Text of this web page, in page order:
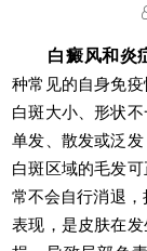
白癜风和炎症
种常见的自身免
白斑大小、形状
单发、散发或泛
白斑区域的毛发
常不会自行消退
表现，是皮肤在